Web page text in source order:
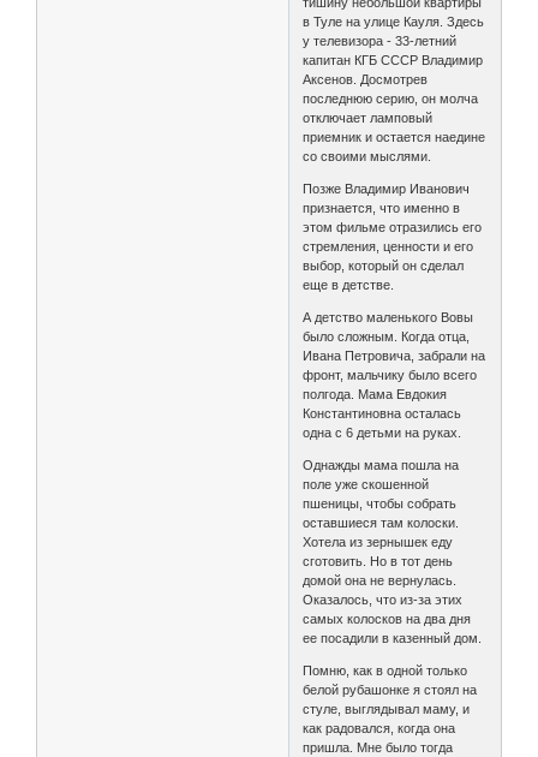
в Туле на улице Кауля. Здесь
у телевизора - 33-летний
капитан КГБ СССР Владимир
Аксенов. Досмотрев
последнюю серию, он молча
отключает ламповый
приемник и остается наедине
со своими мыслями.
Позже Владимир Иванович
признается, что именно в
этом фильме отразились его
стремления, ценности и его
выбор, который он сделал
еще в детстве.
А детство маленького Вовы
было сложным. Когда отца,
Ивана Петровича, забрали на
фронт, мальчику было всего
полгода. Мама Евдокия
Константиновна осталась
одна с 6 детьми на руках.
Однажды мама пошла на
поле уже скошенной
пшеницы, чтобы собрать
оставшиеся там колоски.
Хотела из зернышек еду
сготовить. Но в тот день
домой она не вернулась.
Оказалось, что из-за этих
самых колосков на два дня
ее посадили в казенный дом.
Помню, как в одной только
белой рубашонке я стоял на
стуле, выглядывал маму, и
как радовался, когда она
пришла. Мне было тогда